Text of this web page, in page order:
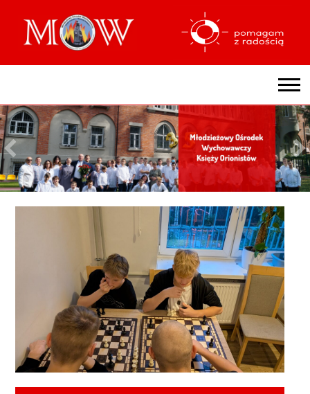
OŚRODEK
HISTORIA MOW KSIĘŻY ORIONISTÓW
NASZE DZISIAJ
PROCES UZAWODOWIENIA W OŚRODKU
WARUNKI PRZYJĘCIA NIELETNIEGO
WIZJA MŁODZIEŻOWEGO OŚRODKA WYCHOWAWCZEGO
MISJA MŁODZIEZOWEGO OŚRODKA WYCHOWAWCZEGO